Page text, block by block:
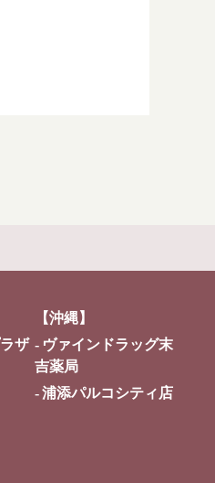
ザ
【沖縄】
ヴァインドラッグ末
吉薬局
浦添パルコシティ店